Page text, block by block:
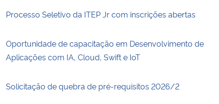
Processo Seletivo da ITEP Jr com inscrições abertas
Oportunidade de capacitação em Desenvolvimento de
Aplicações com IA, Cloud, Swift e IoT
Solicitação de quebra de pré-requisitos 2026/2